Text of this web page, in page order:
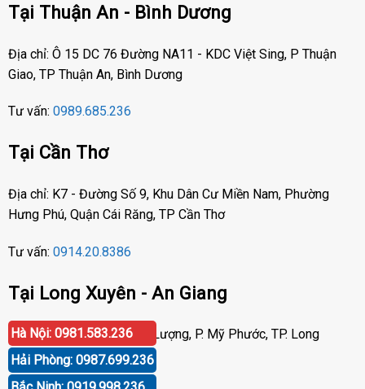
Tại Thuận An - Bình Dương
Địa chỉ: Ô 15 DC 76 Đường NA11 - KDC Việt Sing, P Thuận
Giao, TP Thuận An, Bình Dương
Tư vấn: 0989.685.236
Tại Cần Thơ
Địa chỉ: K7 - Đường Số 9, Khu Dân Cư Miền Nam, Phường
Hưng Phú, Quận Cái Răng, TP Cần Thơ
Tư vấn: 0914.20.8386
Tại Long Xuyên - An Giang
Địa chỉ: Số 417 Phạm Cự Lượng, P. Mỹ Phước, TP. Long
Xuyên, An Giang
Hà Nội: 0981.583.236
Hải Phòng: 0987.699.236